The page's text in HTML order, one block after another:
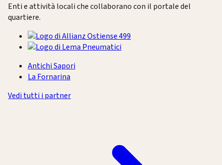
Enti e attività locali che collaborano con il portale del
quartiere.
Antichi Sapori
La Fornarina
Vedi tutti i partner